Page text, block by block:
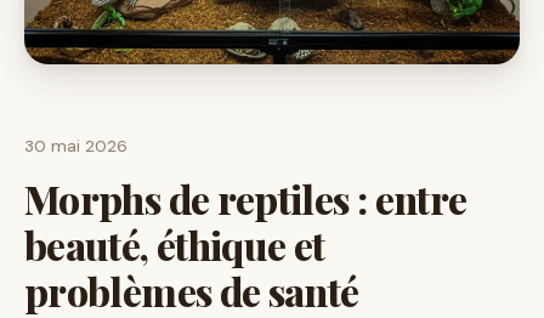
30 mai 2026
Morphs de reptiles : entre
beauté, éthique et
problèmes de santé